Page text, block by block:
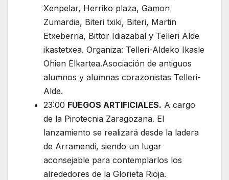
Xenpelar, Herriko plaza, Gamon
Zumardia, Biteri txiki, Biteri, Martin
Etxeberria, Bittor Idiazabal y Telleri Alde
ikastetxea. Organiza: Telleri-Aldeko Ikasle
Ohien Elkartea.Asociación de antiguos
alumnos y alumnas corazonistas Telleri-
Alde.
23:00 FUEGOS ARTIFICIALES. A cargo
de la Pirotecnia Zaragozana. El
lanzamiento se realizará desde la ladera
de Arramendi, siendo un lugar
aconsejable para contemplarlos los
alrededores de la Glorieta Rioja.